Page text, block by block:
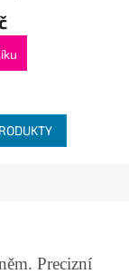
Precizní